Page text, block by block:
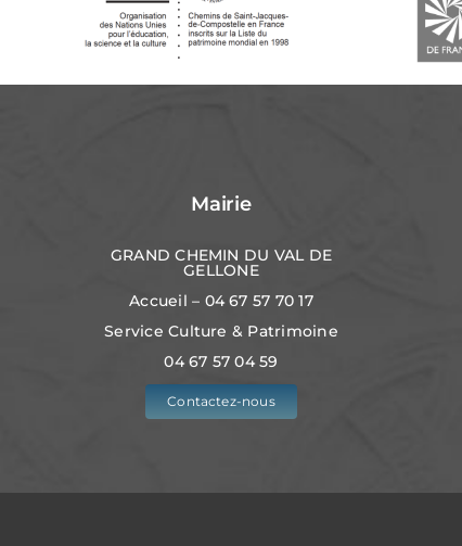
Mairie
GRAND CHEMIN DU VAL DE
GELLONE
Accueil – 04 67 57 70 17
Service Culture & Patrimoine
04 67 57 04 59
Contactez-nous